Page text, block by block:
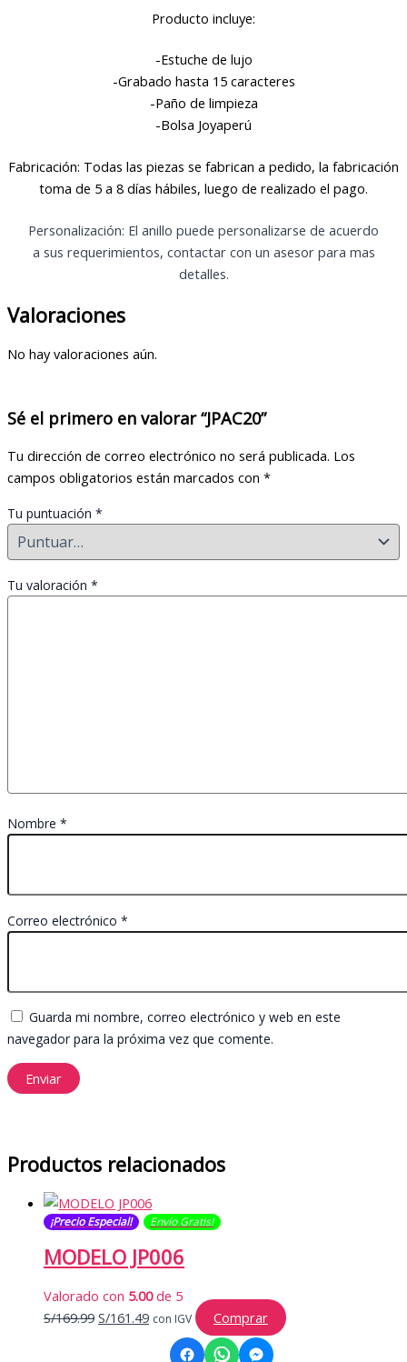
Producto incluye:
-Estuche de lujo
-Grabado hasta 15 caracteres
-Paño de limpieza
-Bolsa Joyaperú
Fabricación: Todas las piezas se fabrican a pedido, la fabricación
toma de 5 a 8 días hábiles, luego de realizado el pago.
Personalización: El anillo puede personalizarse de acuerdo
a sus requerimientos, contactar con un asesor para mas
detalles.
Valoraciones
No hay valoraciones aún.
Sé el primero en valorar “JPAC20”
Tu dirección de correo electrónico no será publicada. Los
campos obligatorios están marcados con *
Tu puntuación *
Tu valoración *
Nombre *
Correo electrónico *
Guarda mi nombre, correo electrónico y web en este
navegador para la próxima vez que comente.
Productos relacionados
¡Precio Especial! Envío Gratis​​​!
MODELO JP006
Valorado con 5.00de 5
S/169.99 El
S/161.49El
precio
con IGV Comprar